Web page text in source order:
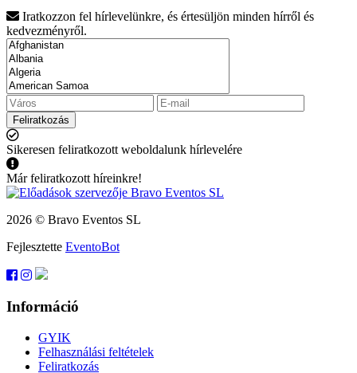
Iratkozzon fel hírlevelünkre, és értesüljön minden hírről és
kedvezményről.
Feliratkozás
Sikeresen feliratkozott weboldalunk hírlevelére
Már feliratkozott híreinkre!
2026 © Bravo Eventos SL
Fejlesztette EventoBot
Információ
GYIK
Felhasználási feltételek
Feliratkozás